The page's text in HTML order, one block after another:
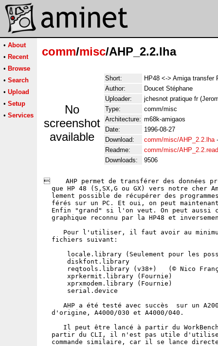
• About
• Recent
• Browse
• Search
• Upload
• Setup
• Services
comm/misc/AHP_2.2.lha
No
screenshot
available
Short:
HP48 <-> Amiga transfer
Author:
Doucet Stéphane
Uploader:
jchesnot pratique fr
Type:
comm/misc
Architecture: m68k-amigaos
Date:
1996-08-27
Download:
comm/misc/AHP_2.2.lha
Readme:
comm/misc/
Downloads:
9506
    AHP permet de transférer des données
que HP 48 (S,SX,G ou GX) vers notre cher
lement possible de récupérer des
férés sur un PC. Et oui, on peut
Enfin "grand" si l'on veut. On peut aussi
graphique reconnu par la HP48 et
Pour l'utiliser, il faut avoir au
  fichiers suivant:
locale.library (Seulement pour les
      diskfont.library
reqtools.library (v38+)   (© Nico
      xprkermit.library (Fournie)
      xprxmodem.library (Fournie)
      serial.device
AHP a été testé avec succès  sur un
  d'origine, A4000/030 et A4000/040.
Il peut être lancé à partir du
partir du CLI, il n'est pas utile
commande similaire, car il se lance